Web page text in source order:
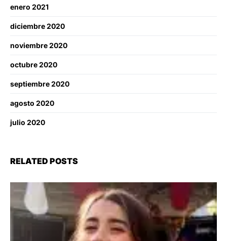
enero 2021
diciembre 2020
noviembre 2020
octubre 2020
septiembre 2020
agosto 2020
julio 2020
RELATED POSTS